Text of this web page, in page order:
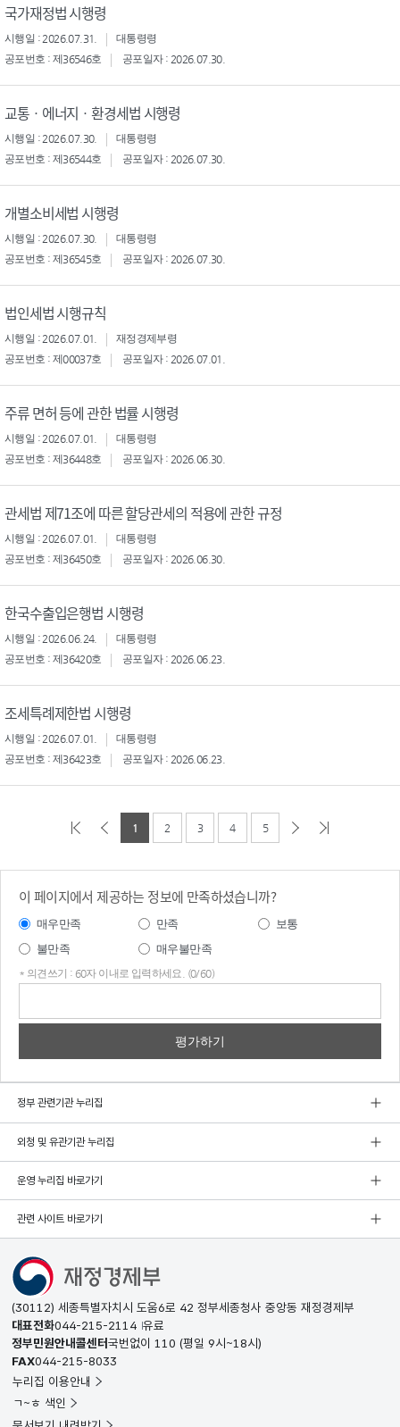
국가재정법 시행령
시행일 : 2026.07.31.
대통령령
공포번호 : 제36546호
공포일자 : 2026.07.30.
교통ㆍ에너지ㆍ환경세법 시행령
시행일 : 2026.07.30.
대통령령
공포번호 : 제36544호
공포일자 : 2026.07.30.
개별소비세법 시행령
시행일 : 2026.07.30.
대통령령
공포번호 : 제36545호
공포일자 : 2026.07.30.
법인세법 시행규칙
시행일 : 2026.07.01.
재정경제부령
공포번호 : 제00037호
공포일자 : 2026.07.01.
주류 면허 등에 관한 법률 시행령
시행일 : 2026.07.01.
대통령령
공포번호 : 제36448호
공포일자 : 2026.06.30.
관세법 제71조에 따른 할당관세의 적용에 관한 규정
시행일 : 2026.07.01.
대통령령
공포번호 : 제36450호
공포일자 : 2026.06.30.
한국수출입은행법 시행령
시행일 : 2026.06.24.
대통령령
공포번호 : 제36420호
공포일자 : 2026.06.23.
조세특례제한법 시행령
시행일 : 2026.07.01.
대통령령
공포번호 : 제36423호
공포일자 : 2026.06.23.
1 2 3 4 5
이 페이지에서 제공하는 정보에 만족하셨습니까?
매우만족 만족
보통
불만족
매우불만족
* 의견쓰기 : 60자 이내로 입력하세요. (0/60)
정부 관련기관 누리집
외청 및 유관기관 누리집
운영 누리집 바로가기
관련 사이트 바로가기
(30112) 세종특별자치시 도움6로 42 정부세종청사 중앙동 재정경제부
대표전화044-215-2114 유료
정부민원안내콜센터국번없이 110 (평일 9시~18시)
FAX044-215-8033
누리집 이용안내
ㄱ~ㅎ 색인